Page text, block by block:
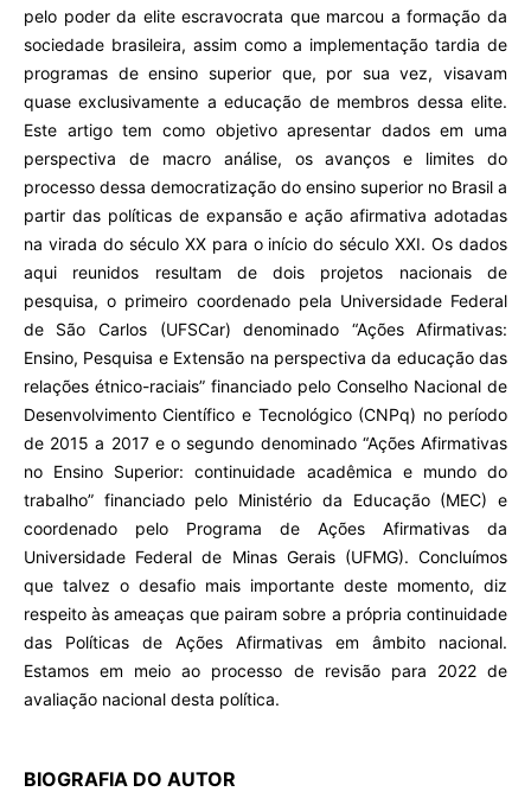
pelo poder da elite escravocrata que marcou a formação da
sociedade brasileira, assim como a implementação tardia de
programas de ensino superior que, por sua vez, visavam
quase exclusivamente a educação de membros dessa elite.
Este artigo tem como objetivo apresentar dados em uma
perspectiva de macro análise, os avanços e limites do
processo dessa democratização do ensino superior no Brasil a
partir das políticas de expansão e ação afirmativa adotadas
na virada do século XX para o início do século XXI. Os dados
aqui reunidos resultam de dois projetos nacionais de
pesquisa, o primeiro coordenado pela Universidade Federal
de São Carlos (UFSCar) denominado “Ações Afirmativas:
Ensino, Pesquisa e Extensão na perspectiva da educação das
relações étnico-raciais” financiado pelo Conselho Nacional de
Desenvolvimento Científico e Tecnológico (CNPq) no período
de 2015 a 2017 e o segundo denominado “Ações Afirmativas
no Ensino Superior: continuidade acadêmica e mundo do
trabalho” financiado pelo Ministério da Educação (MEC) e
coordenado pelo Programa de Ações Afirmativas da
Universidade Federal de Minas Gerais (UFMG). Concluímos
que talvez o desafio mais importante deste momento, diz
respeito às ameaças que pairam sobre a própria continuidade
das Políticas de Ações Afirmativas em âmbito nacional.
Estamos em meio ao processo de revisão para 2022 de
avaliação nacional desta política.
BIOGRAFIA DO AUTOR